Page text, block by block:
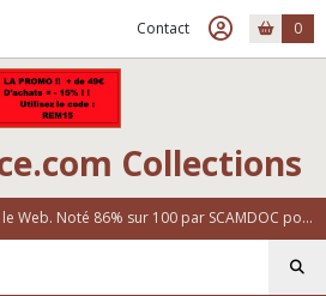
Contact 0
Collections
Vieille France : Collections sur le Web. Noté 86% sur 100 par SCAMDOC pour notre fiabilité